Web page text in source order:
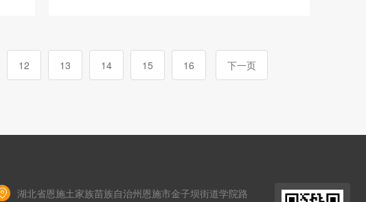
12 13 14 15 16 下一页
湖北省恩施土家族苗族自治州恩施市金子坝街道学院路